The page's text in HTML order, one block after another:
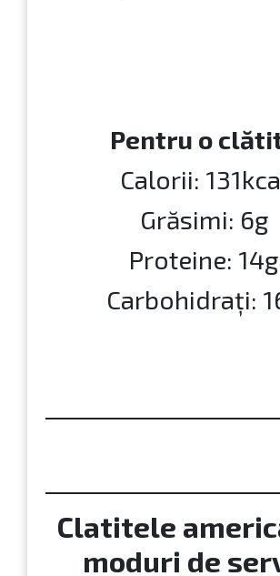
Pentru o
Calorii:
Grăsimi: 6g
Proteine: 14g
Carbohidrați: